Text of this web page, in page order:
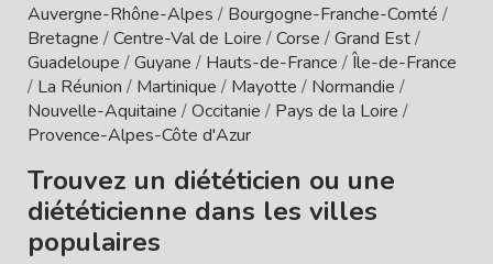
Auvergne-Rhône-Alpes / Bourgogne-Franche-Comté /
Bretagne /Centre-Val de Loire /Corse /Grand Est/
Guadeloupe /Guyane / Hauts-de-France /Île-de-France
/ La Réunion / Martinique / Mayotte / Normandie /
Nouvelle-Aquitaine /Occitanie / Pays de la Loire /
Provence-Alpes-Côte d'Azur
Trouvez un diététicien ou une
diététicienne dans les villes
populaires